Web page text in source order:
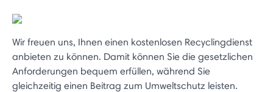
Wir freuen uns, Ihnen einen kostenlosen Recyclingdienst
anbieten zu können. Damit können Sie die gesetzlichen
Anforderungen bequem erfüllen, während Sie
gleichzeitig einen Beitrag zum Umweltschutz leisten.